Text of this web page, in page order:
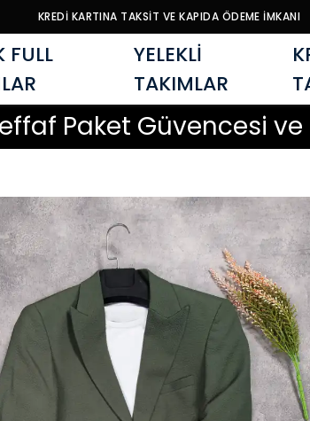
KREDİ KARTINA TAKSİT VE KAPIDA ÖDEME İMKANI
FULL
YELEKLİ
TAKIMLAR
Güvencesi ve